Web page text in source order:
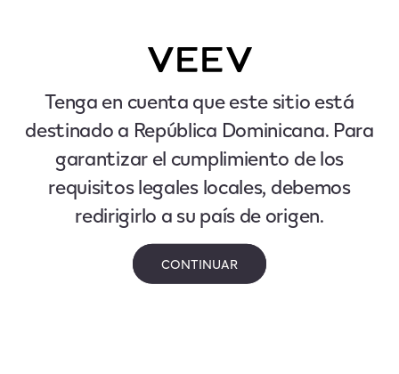
Tenga en cuenta que este sitio está
destinado a República Dominicana. Para
garantizar el cumplimiento de los
requisitos legales locales, debemos
redirigirlo a su país de origen.
CONTINUAR